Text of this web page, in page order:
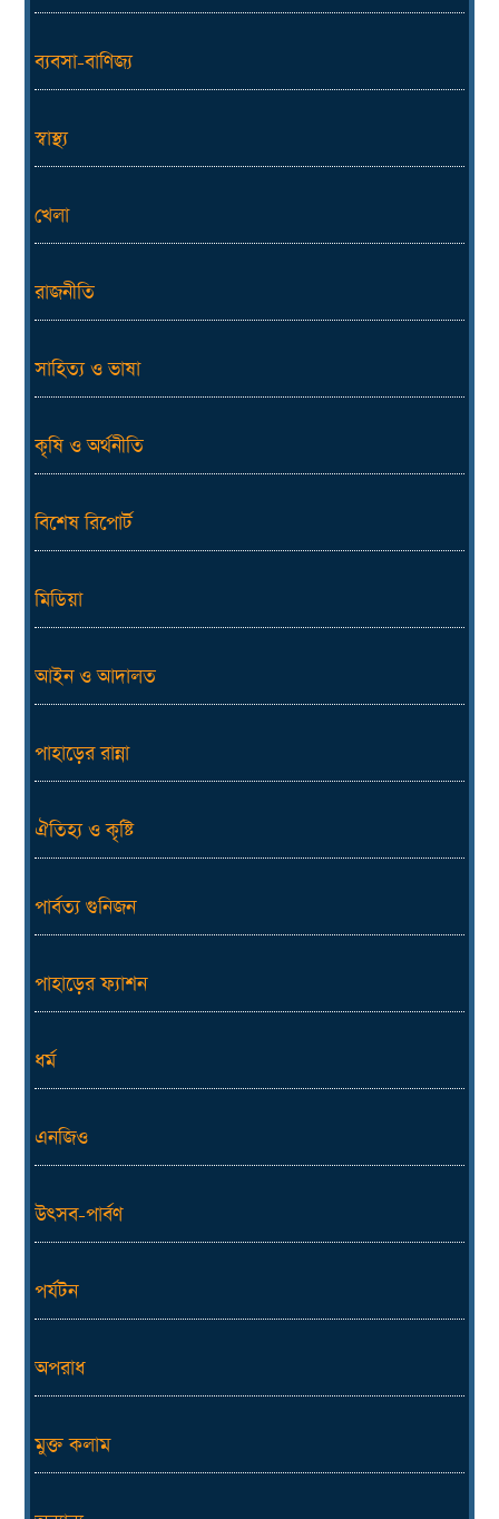
ব্যবসা-বাণিজ্য
স্বাস্থ্য
খেলা
রাজনীতি
সাহিত্য ও ভাষা
কৃষি ও অর্থনীতি
বিশেষ রিপোর্ট
মিডিয়া
আইন ও আদালত
পাহাড়ের রান্না
ঐতিহ্য ও কৃষ্টি
পার্বত্য গুনিজন
পাহাড়ের ফ্যাশন
ধর্ম
এনজিও
উৎসব-পার্বণ
পর্যটন
অপরাধ
মুক্ত কলাম